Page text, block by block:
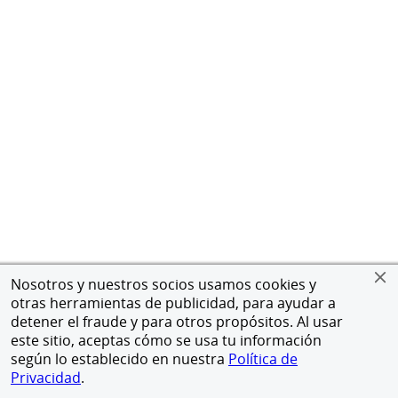
Nosotros y nuestros socios usamos cookies y
otras herramientas de publicidad, para ayudar a
detener el fraude y para otros propósitos. Al usar
este sitio, aceptas cómo se usa tu información
según lo establecido en nuestra Política de
Privacidad.